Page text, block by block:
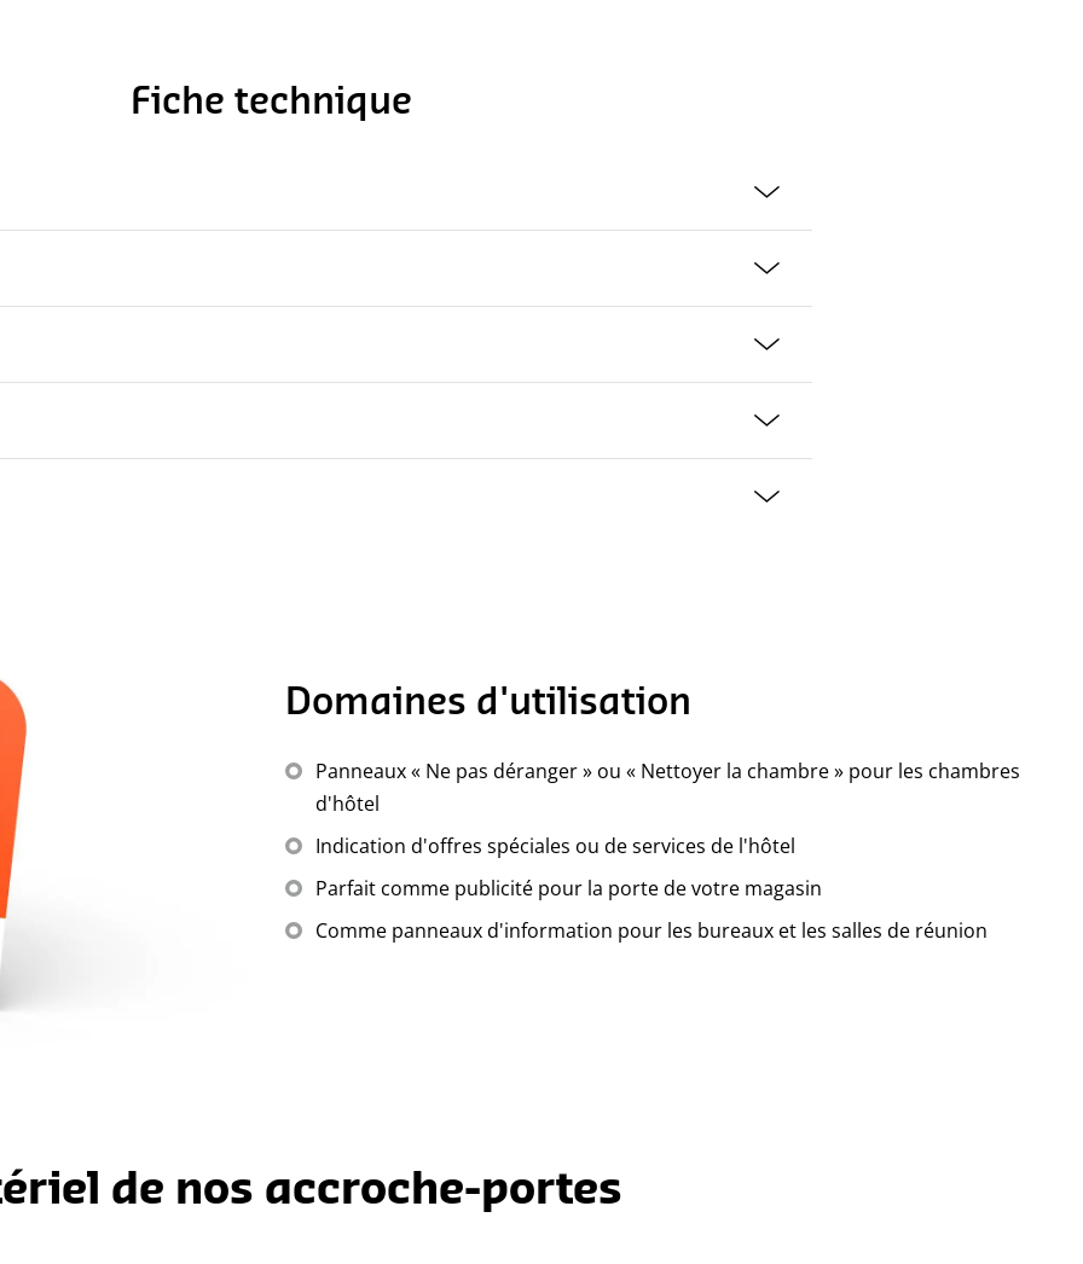
Fiche technique
Domaines d'utilisation
Panneaux « Ne pas déranger » ou « Nettoyer la chambre » pour les chambres
d'hôtel
Indication d'offres spéciales ou de services de l'hôtel
Parfait comme publicité pour la porte de votre magasin
Comme panneaux d'information pour les bureaux et les salles de réunion
de nos accroche-portes